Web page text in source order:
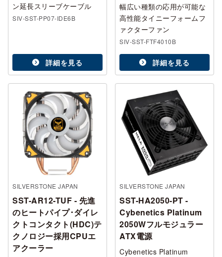
ン延長スリーブケーブル
SIV-SST-PP07-IDE6B
詳細を見る
幅広い種類の応用が可能な
高性能タイニーフォームフ
ァクターファン
SIV-SST-FTF4010B
詳細を見る
SILVERSTONE JAPAN
SST-AR12-TUF - 先進
のヒートパイプ･ダイレ
クトコンタクト(HDC)テ
クノロジー採用CPUエ
アクーラー
SILVERSTONE JAPAN
SST-HA2050-PT -
Cybenetics Platinum
2050Wフルモジュラー
ATX電源
Cybenetics Platinum